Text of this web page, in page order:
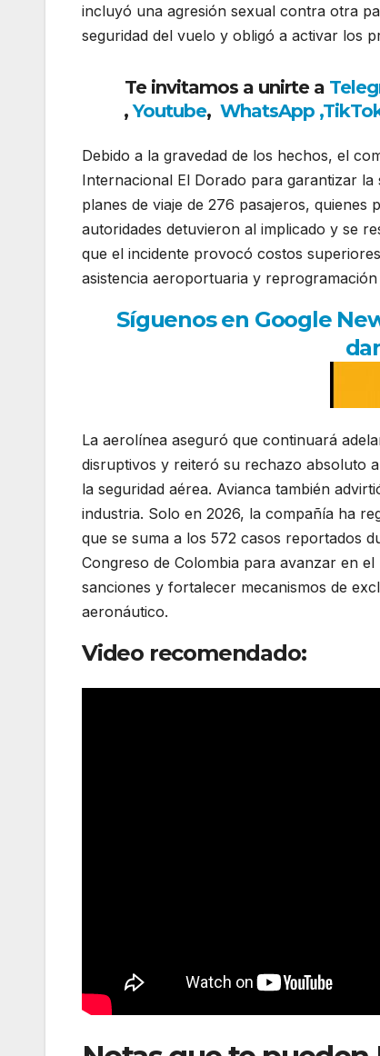
incluyó una agresión sexual contra otra
seguridad del vuelo y obligó a activar los
Te invitamos a unirte a
,Youtube,WhatsApp ,
Debido a la gravedad de los hechos, el
Internacional El Dorado para garantizar la
planes de viaje de 276 pasajeros,
autoridades detuvieron al implicado y se
que el incidente provocó costos
asistencia aeroportuaria y
Síguenos en Google
La aerolínea aseguró que continuará
disruptivos y reiteró su rechazo absoluto
la seguridad aérea. Avianca también
industria. Solo en 2026, la compañía ha
que se suma a los 572 casos reportados
Congreso de Colombia para avanzar en
sanciones y fortalecer mecanismos de
aeronáutico.
Video recomendado: